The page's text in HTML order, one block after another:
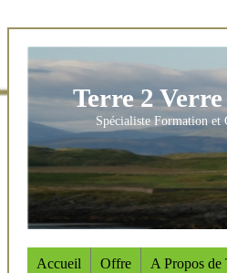
Terre 2 Verre
Spécialiste Formation et
Accueil Offre A Propos de